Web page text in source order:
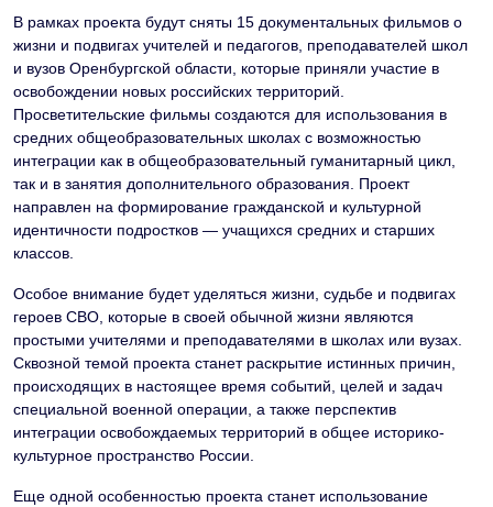
В рамках проекта будут сняты 15 документальных фильмов о
жизни и подвигах учителей и педагогов, преподавателей школ
и вузов Оренбургской области, которые приняли участие в
освобождении новых российских территорий.
Просветительские фильмы создаются для использования в
средних общеобразовательных школах с возможностью
интеграции как в общеобразовательный гуманитарный цикл,
так и в занятия дополнительного образования. Проект
направлен на формирование гражданской и культурной
идентичности подростков — учащихся средних и старших
классов.
Особое внимание будет уделяться жизни, судьбе и подвигах
героев СВО, которые в своей обычной жизни являются
простыми учителями и преподавателями в школах или вузах.
Сквозной темой проекта станет раскрытие истинных причин,
происходящих в настоящее время событий, целей и задач
специальной военной операции, а также перспектив
интеграции освобождаемых территорий в общее историко-
культурное пространство России.
Еще одной особенностью проекта станет использование